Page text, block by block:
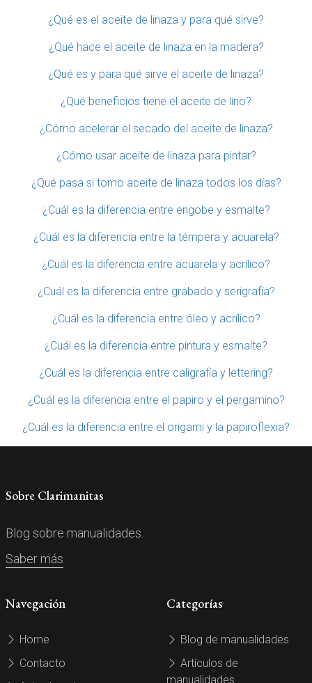
¿Qué es el aceite de linaza y para qué sirve?
¿Qué hace el aceite de linaza en la madera?
¿Qué es y para qué sirve el aceite de linaza?
¿Qué beneficios tiene el aceite de lino?
¿Cómo acelerar el secado del aceite de linaza?
¿Cómo usar aceite de linaza para pintar?
¿Qué pasa si tomo aceite de linaza todos los días?
¿Cuál es la diferencia entre engobe y esmalte?
¿Cuál es la diferencia entre la témpera y acuarela?
¿Cuál es la diferencia entre acuarela y acrílico?
¿Cuál es la diferencia entre grabado y serigrafía?
¿Cuál es la diferencia entre óleo y acrílico?
¿Cuál es la diferencia entre pintura y esmalte?
¿Cuál es la diferencia entre caligrafía y lettering?
¿Cuál es la diferencia entre el papiro y el pergamino?
¿Cuál es la diferencia entre el origami y la papiroflexia?
Sobre Clarimanitas
Blog sobre manualidades.
Saber más
Navegación
Home
Contacto
Categorías
Blog de manualidades
Artículos de
manualidades